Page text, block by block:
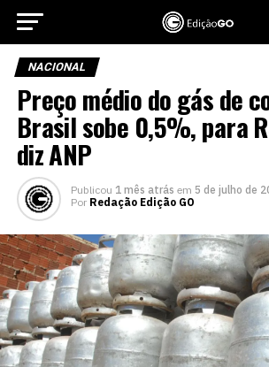
NACIONAL
Preço médio do gás de
Brasil sobe 0,5%, para
diz ANP
Publicou 1 mês atrás em 5 de julho de
Por Redação Edição GO